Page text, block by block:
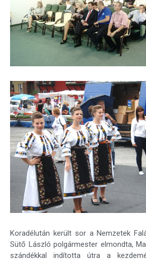
Koradélután került sor a Nemzetek
Sütő László polgármester elmondta,
szándékkal indította útra a